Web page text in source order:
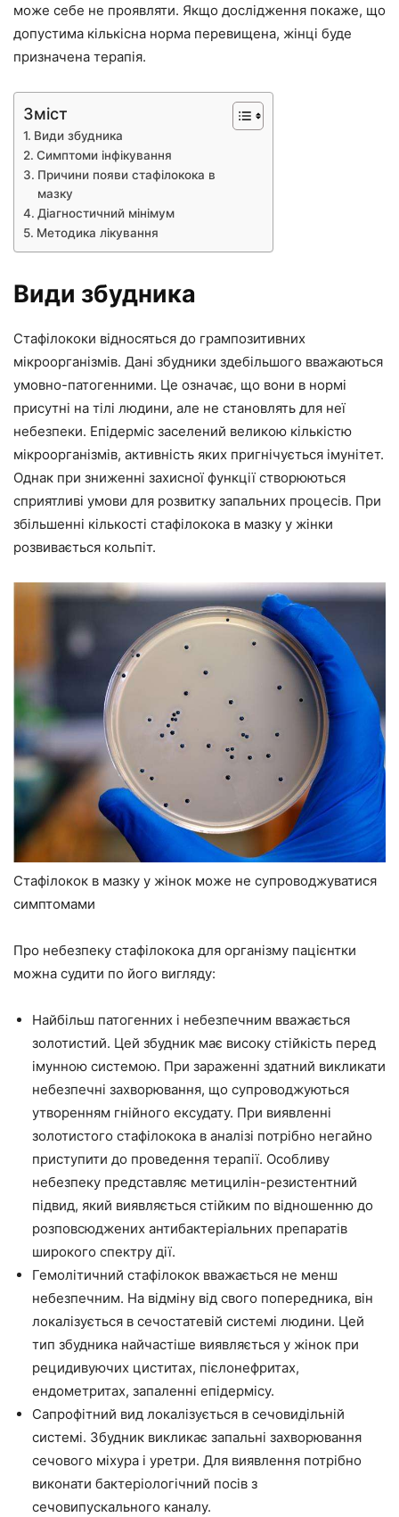
може себе не проявляти. Якщо дослідження покаже, що
допустима кількісна норма перевищена, жінці буде
призначена терапія.
Зміст
Види збудника
Симптоми інфікування
Причини появи стафілокока в
мазку
Діагностичний мінімум
Методика лікування
Види збудника
Стафілококи відносяться до грампозитивних
мікроорганізмів. Дані збудники здебільшого вважаються
умовно-патогенними. Це означає, що вони в нормі
присутні на тілі людини, але не становлять для неї
небезпеки. Епідерміс заселений великою кількістю
мікроорганізмів, активність яких пригнічується імунітет.
Однак при зниженні захисної функції створюються
сприятливі умови для розвитку запальних процесів. При
збільшенні кількості стафілокока в мазку у жінки
розвивається кольпіт.
Стафілокок в мазку у жінок може не супроводжуватися
симптомами
Про небезпеку стафілокока для організму пацієнтки
можна судити по його вигляду:
Найбільш патогенних і небезпечним вважається
золотистий. Цей збудник має високу стійкість перед
імунною системою. При зараженні здатний викликати
небезпечні захворювання, що супроводжуються
утворенням гнійного ексудату. При виявленні
золотистого стафілокока в аналізі потрібно негайно
приступити до проведення терапії. Особливу
небезпеку представляє метицилін-резистентний
підвид, який виявляється стійким по відношенню до
розповсюджених антибактеріальних препаратів
широкого спектру дії.
Гемолітичний стафілокок вважається не менш
небезпечним. На відміну від свого попередника, він
локалізується в сечостатевій системі людини. Цей
тип збудника найчастіше виявляється у жінок при
рецидивуючих циститах, пієлонефритах,
ендометритах, запаленні епідермісу.
Сапрофітний вид локалізується в сечовидільній
системі. Збудник викликає запальні захворювання
сечового міхура і уретри. Для виявлення потрібно
виконати бактеріологічний посів з
сечовипускального каналу.